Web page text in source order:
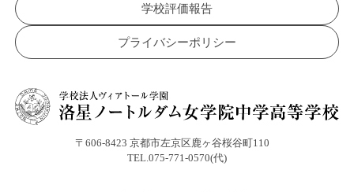
学校評価報告
プライバシーポリシー
〒606-8423 京都市左京区鹿ヶ谷桜谷町110
TEL.075-771-0570(代)